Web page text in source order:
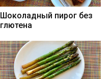
Шоколадный пирог без
глютена